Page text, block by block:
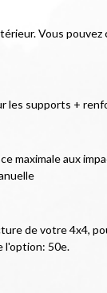
Vous
les supports +
maximale aux
de votre 4x4,
l'option: 50e.